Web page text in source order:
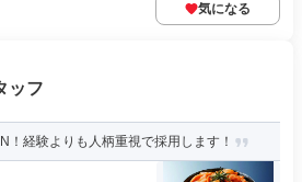
気になる
ッフ
！経験よりも人柄重視で採用します！